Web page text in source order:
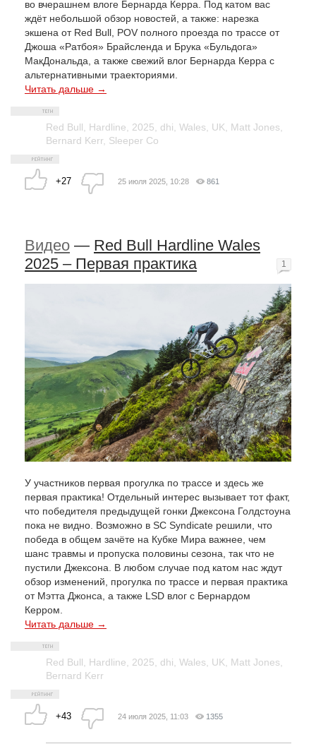
во вчерашнем влоге Бернарда Керра. Под катом вас
ждёт небольшой обзор новостей, а также: нарезка
экшена от Red Bull, POV полного проезда по трассе от
Джоша «Ратбоя» Брайсленда и Брука «Бульдога»
МакДональда, а также свежий влог Бернарда Керра с
альтернативными траекториями.
Читать дальше →
Red Bull Hardline 2025 dhi Wales UK Matt Jones
Bernard Kerr Sleeper Co
+27 25 июля 2025, 10:28 861
Видео — Red Bull Hardline Wales
2025 – Первая практика
У участников первая прогулка по трассе и здесь же
первая практика! Отдельный интерес вызывает тот факт,
что победителя предыдущей гонки Джексона Голдстоуна
пока не видно. Возможно в SC Syndicate решили, что
победа в общем зачёте на Кубке Мира важнее, чем
шанс травмы и пропуска половины сезона, так что не
пустили Джексона. В любом случае под катом нас ждут
обзор изменений, прогулка по трассе и первая практика
от Мэтта Джонса, а также LSD влог с Бернардом
Керром.
Читать дальше →
Red Bull, Hardline, 2025, dhi, Wales, UK, Matt Jones,
Bernard Kerr
+43
1
24 июля 2025, 11:03 1355